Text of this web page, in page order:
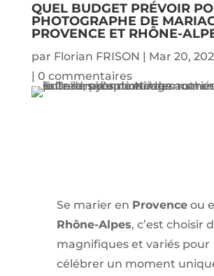
QUEL BUDGET PRÉVOIR
PHOTOGRAPHE DE
PROVENCE ET RHÔNE-
par Florian FRISON | Mar 20,
| 0 commentaires
Se marier en Provenceou
Rhône-Alpes, c’est choisir
magnifiques et variés pour
célébrer un moment